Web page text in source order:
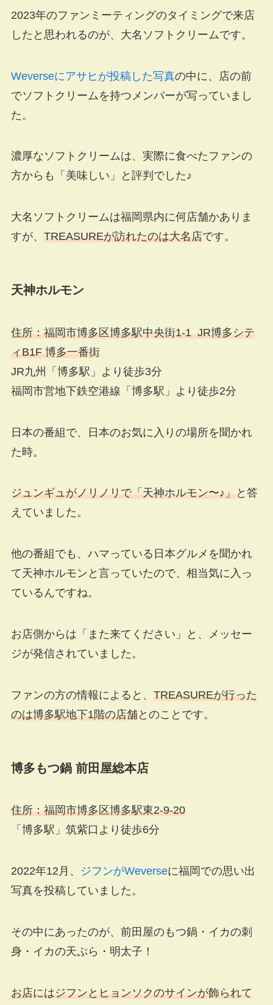
2023年のファンミーティングのタイミングで来店
したと思われるのが、大名ソフトクリームです。
Weverseにアサヒが投稿した写真の中に、店の前
でソフトクリームを持つメンバーが写っていまし
た。
濃厚なソフトクリームは、実際に食べたファンの
方からも「美味しい」と評判でした♪
大名ソフトクリームは福岡県内に何店舗かありま
すが、 TREASUREが訪れたのは大名店です。
天神ホルモン
住所：福岡市博多区博多駅中央街1-1 JR博多シテ
ィB1F 博多一番街
JR九州「博多駅」より徒歩3分
福岡市営地下鉄空港線「博多駅」より徒歩2分
日本の番組で、日本のお気に入りの場所を聞かれ
た時。
ジュンギュがノリノリで「天神ホルモン〜♪」と答
えていました。
他の番組でも、ハマっている日本グルメを聞かれ
て天神ホルモンと言っていたので、相当気に入っ
ているんですね。
お店側からは「また来てください」と、メッセー
ジが発信されていました。
ファンの方の情報によると、 TREASUREが行った
のは博多駅地下1階の店舗とのことです。
博多もつ鍋 前田屋総本店
住所：福岡市博多区博多駅東2-9-20
「博多駅」筑紫口より徒歩6分
2022年12月、 ジフンがWeverseに福岡での思い出
写真を投稿していました。
その中にあったのが、前田屋のもつ鍋・イカの刺
身・イカの天ぷら・明太子！
お店にはジフンとヒョンソクのサインが飾られて